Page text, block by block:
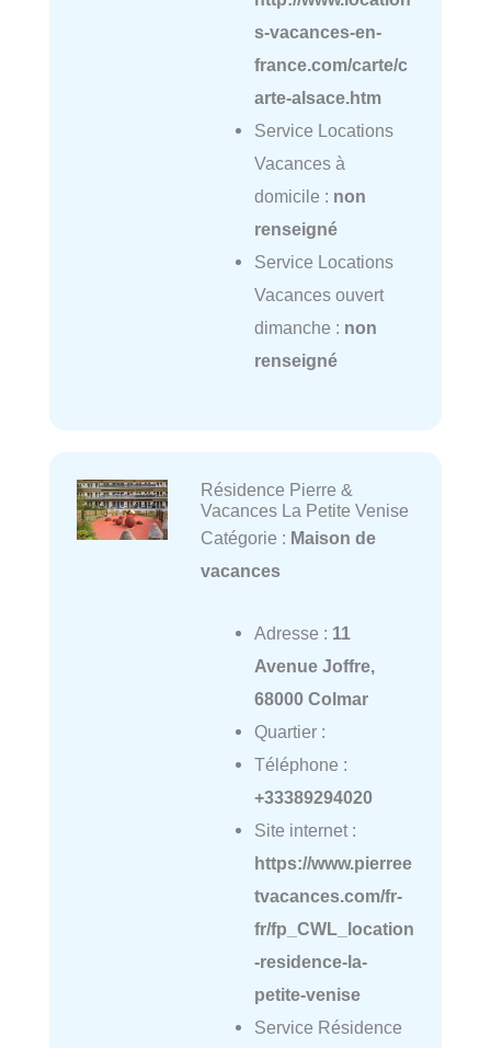
s-vacances-en-
france.com/carte/c
arte-alsace.htm
Service Locations
Vacances à
domicile : non
renseigné
Service Locations
Vacances ouvert
dimanche : non
renseigné
Résidence Pierre &
Vacances La Petite Venise
Catégorie : Maison de
vacances
Adresse : 11
Avenue Joffre,
68000 Colmar
Quartier :
Téléphone :
+33389294020
Site internet :
https://www.pierree
tvacances.com/fr-
fr/fp_CWL_location
-residence-la-
petite-venise
Service Résidence